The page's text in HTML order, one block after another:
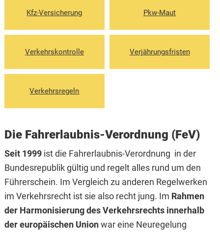
Kfz-Versicherung Pkw-Maut
Verkehrskontrolle Verjährungsfristen
Verkehrsregeln
Die Fahrerlaubnis-Verordnung (FeV)
Seit 1999ist die Fahrerlaubnis-Verordnung in der
Bundesrepublik gültig und regelt alles rund um den
Führerschein. Im Vergleich zu anderen Regelwerken
im Verkehrsrecht ist sie also recht jung. Im Rahmen
der Harmonisierung des Verkehrsrechts innerhalb
der europäischen Unionwar eine Neuregelung